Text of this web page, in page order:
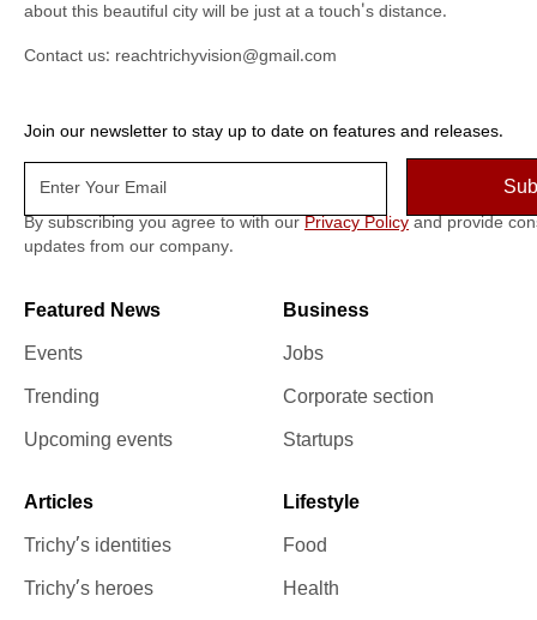
about this beautiful city will be just at a touch's distance.
Contact us: reachtrichyvision@gmail.com
Join our newsletter to stay up to date on features and releases.
By subscribing you agree to with our Privacy Policy and provide
updates from our company.
Featured News
Events
Trending
Upcoming events
Business
Jobs
Corporate section
Startups
Articles
Trichy’s identities
Trichy’s heroes
Lifestyle
Food
Health